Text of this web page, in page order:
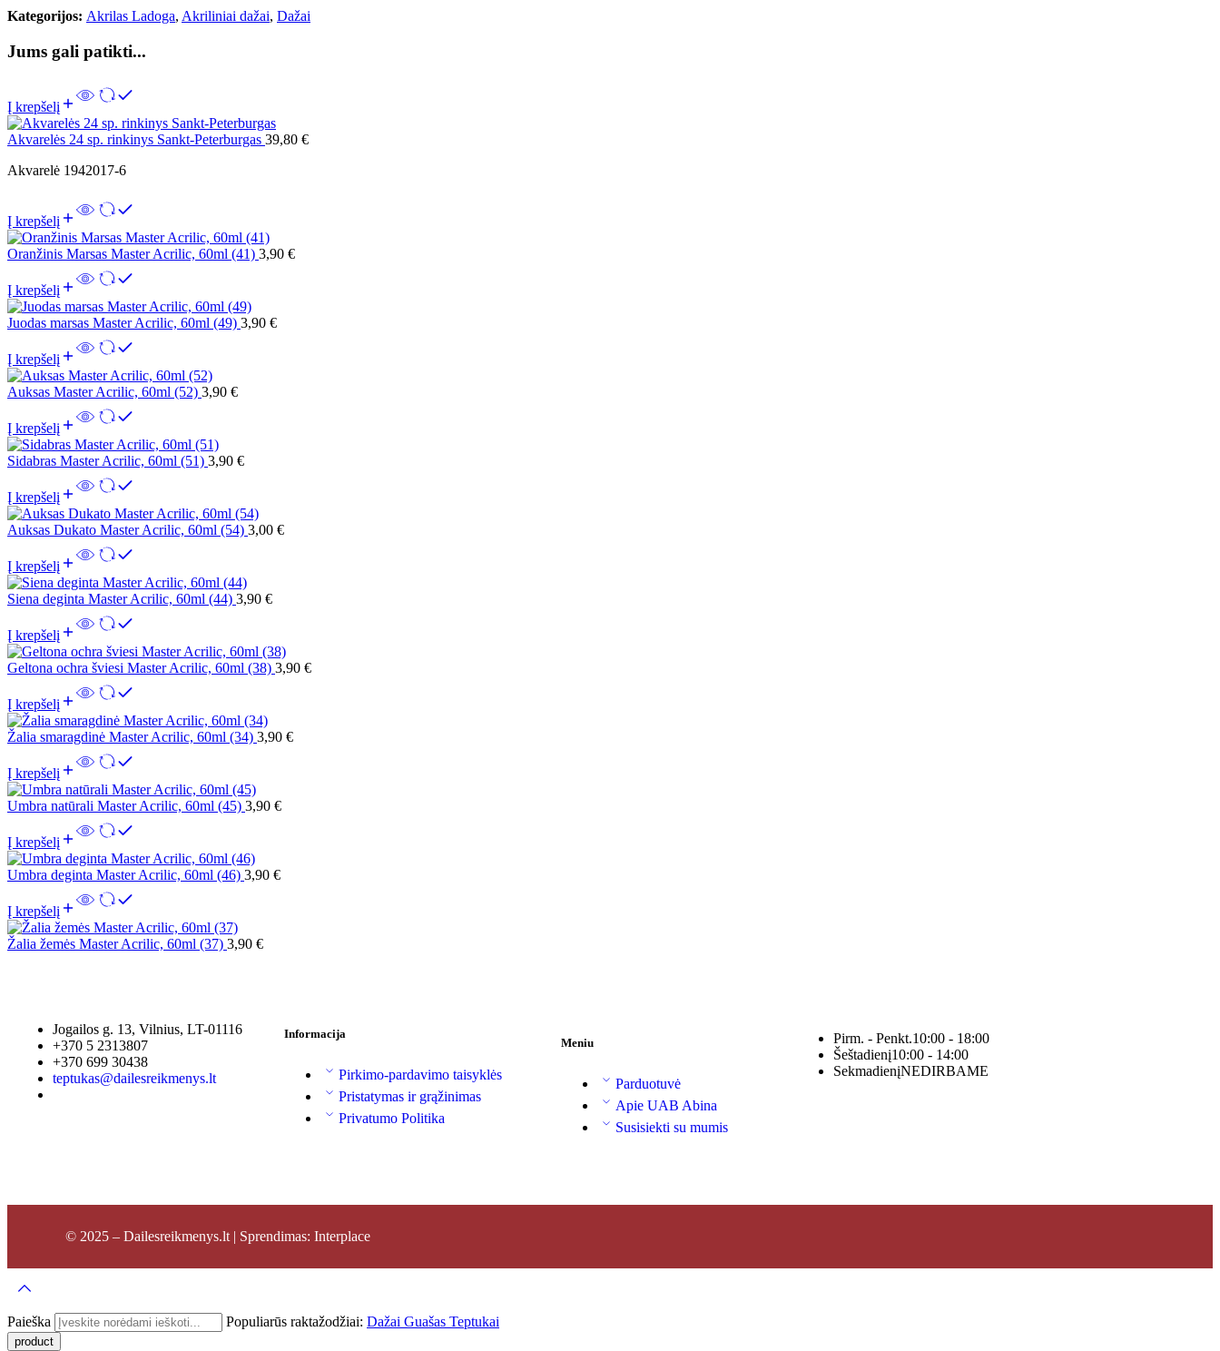
Kategorijos: Akrilas Ladoga, Akriliniai dažai, Dažai
Jums gali patikti...
Į krepšelį
Akvarelės 24 sp. rinkinys Sankt-Peterburgas 39,80 €
Akvarelė 1942017-6
Į krepšelį
Oranžinis Marsas Master Acrilic, 60ml (41) 3,90 €
Į krepšelį
Juodas marsas Master Acrilic, 60ml (49) 3,90 €
Į krepšelį
Auksas Master Acrilic, 60ml (52) 3,90 €
Į krepšelį
Sidabras Master Acrilic, 60ml (51) 3,90 €
Į krepšelį
Auksas Dukato Master Acrilic, 60ml (54) 3,00 €
Į krepšelį
Siena deginta Master Acrilic, 60ml (44) 3,90 €
Į krepšelį
Geltona ochra šviesi Master Acrilic, 60ml (38) 3,90 €
Į krepšelį
Žalia smaragdinė Master Acrilic, 60ml (34) 3,90 €
Į krepšelį
Umbra natūrali Master Acrilic, 60ml (45) 3,90 €
Į krepšelį
Umbra deginta Master Acrilic, 60ml (46) 3,90 €
Į krepšelį
Žalia žemės Master Acrilic, 60ml (37) 3,90 €
Jogailos g. 13, Vilnius, LT-01116
+370 5 2313807
+370 699 30438
teptukas@dailesreikmenys.lt
Informacija
Pirkimo-pardavimo taisyklės
Pristatymas ir grąžinimas
Privatumo Politika
Meniu
Parduotuvė
Apie UAB Abina
Susisiekti su mumis
Pirm. - Penkt.10:00 - 18:00
Šeštadienį10:00 - 14:00
SekmadienįNEDIRBAME
© 2025 – Dailesreikmenys.lt | Sprendimas: Interplace
Paieška Populiarūs raktažodžiai: Dažai Guašas Teptukai